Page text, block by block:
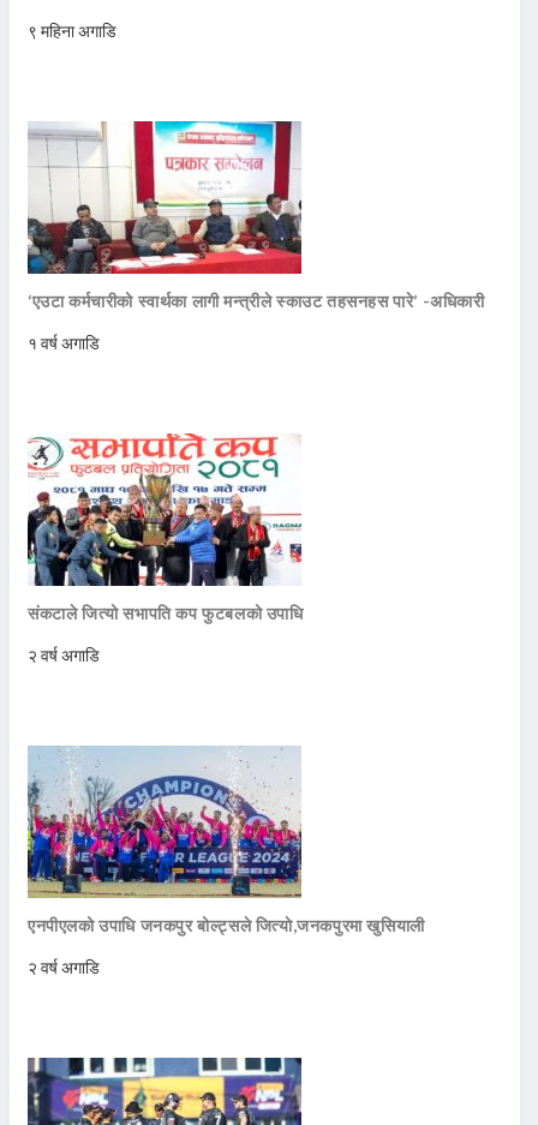
९ महिना अगाडि
‘एउटा कर्मचारीको स्वार्थका लागी मन्त्रीले स्काउट तहसनहस पारे’ -अधिकारी
१ वर्ष अगाडि
संकटाले जित्यो सभापति कप फुटबलको उपाधि
२ वर्ष अगाडि
एनपीएलको उपाधि जनकपुर बोल्ट्सले जित्याे,जनकपुरमा खुसियाली
२ वर्ष अगाडि